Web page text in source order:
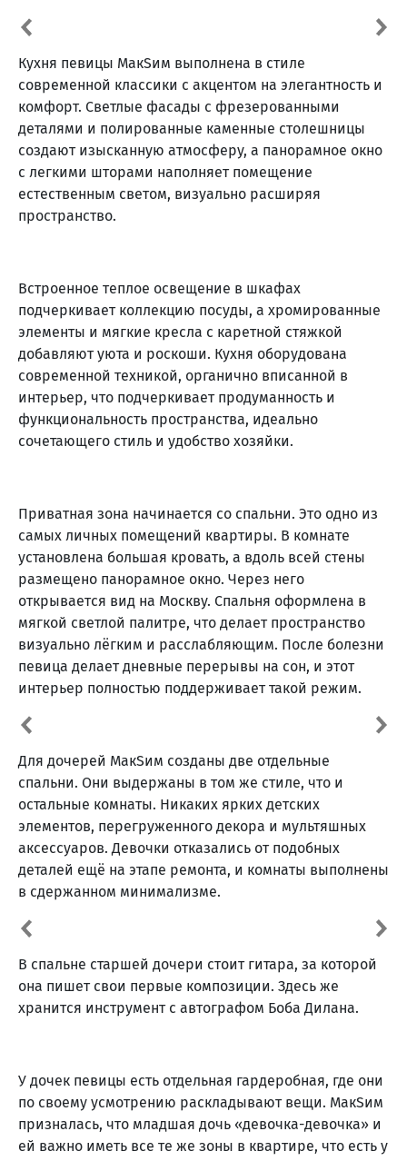
Кухня певицы МакSим выполнена в стиле
современной классики с акцентом на элегантность и
комфорт. Светлые фасады с фрезерованными
деталями и полированные каменные столешницы
создают изысканную атмосферу, а панорамное окно
с легкими шторами наполняет помещение
естественным светом, визуально расширяя
пространство.
Встроенное теплое освещение в шкафах
подчеркивает коллекцию посуды, а хромированные
элементы и мягкие кресла с каретной стяжкой
добавляют уюта и роскоши. Кухня оборудована
современной техникой, органично вписанной в
интерьер, что подчеркивает продуманность и
функциональность пространства, идеально
сочетающего стиль и удобство хозяйки.
Приватная зона начинается со спальни. Это одно из
самых личных помещений квартиры. В комнате
установлена большая кровать, а вдоль всей стены
размещено панорамное окно. Через него
открывается вид на Москву. Спальня оформлена в
мягкой светлой палитре, что делает пространство
визуально лёгким и расслабляющим. После болезни
певица делает дневные перерывы на сон, и этот
интерьер полностью поддерживает такой режим.
Для дочерей МакSим созданы две отдельные
спальни. Они выдержаны в том же стиле, что и
остальные комнаты. Никаких ярких детских
элементов, перегруженного декора и мультяшных
аксессуаров. Девочки отказались от подобных
деталей ещё на этапе ремонта, и комнаты выполнены
в сдержанном минимализме.
В спальне старшей дочери стоит гитара, за которой
она пишет свои первые композиции. Здесь же
хранится инструмент с автографом Боба Дилана.
У дочек певицы есть отдельная гардеробная, где они
по своему усмотрению раскладывают вещи. МакSим
призналась, что младшая дочь «девочка-девочка» и
ей важно иметь все те же зоны в квартире, что есть у